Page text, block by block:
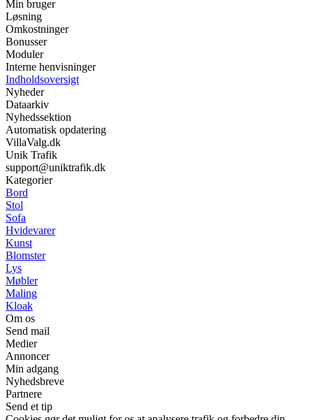
Min bruger
Løsning
Omkostninger
Bonusser
Moduler
Interne henvisninger
Indholdsoversigt
Nyheder
Dataarkiv
Nyhedssektion
Automatisk opdatering
VillaValg.dk
Unik Trafik
support@uniktrafik.dk
Kategorier
Bord
Stol
Sofa
Hvidevarer
Kunst
Blomster
Lys
Møbler
Maling
Kloak
Om os
Send mail
Medier
Annoncer
Min adgang
Nyhedsbreve
Partnere
Send et tip